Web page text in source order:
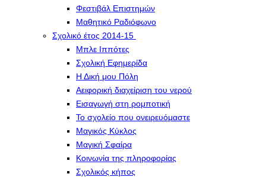
Φεστιβάλ Επιστημών
Μαθητικό Ραδιόφωνο
Σχολικό έτος 2014-15
Μπλε Ιππότες
Σχολική Εφημερίδα
Η Δική μου Πόλη
Αειφορική διαχείριση του νερού
Εισαγωγή στη ρομποτική
Το σχολείο που ονειρευόμαστε
Μαγικός Κύκλος
Μαγική Σφαίρα
Kοινωνία της πληροφορίας
Σχολικός κήπος